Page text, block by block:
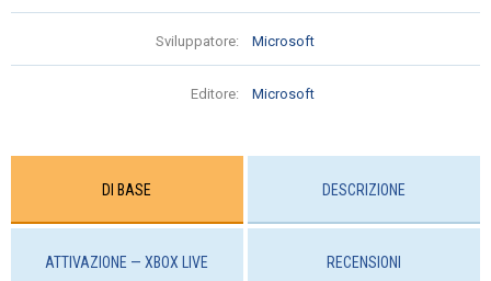
Sviluppatore: Microsoft
Editore: Microsoft
DI BASE DESCRIZIONE
ATTIVAZIONE — XBOX LIVE RECENSIONI